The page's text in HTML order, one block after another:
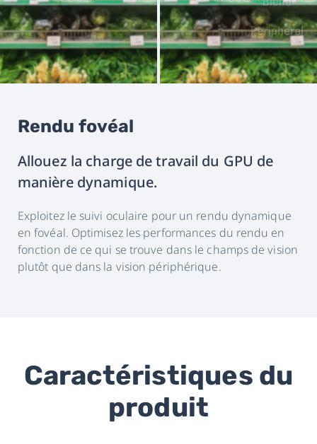
Rendu fovéal
Allouez la charge de travail du GPU de
manière dynamique.
Exploitez le suivi oculaire pour un rendu dynamique
en fovéal. Optimisez les performances du rendu en
fonction de ce qui se trouve dans le champs de vision
plutôt que dans la vision périphérique.
Caractéristiques du
produit